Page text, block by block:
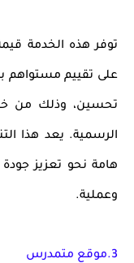
توفر هذه الخدمة
على تقييم مستواهم
تحسين، وذلك من
الرسمية. يعد هذا
هامة نحو تعزيز
وعملية.
3.موقع متمدرس